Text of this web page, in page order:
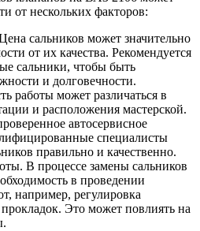
от нескольких факторов:
сальников может значительно
от их качества. Рекомендуется
сальники, чтобы быть
и долговечности.
работы может различаться в
и расположения мастерской.
автосервисное
специалисты
правильно и качественно.
В процессе замены сальников
в проведении
например, регулировка
Это может повлиять на